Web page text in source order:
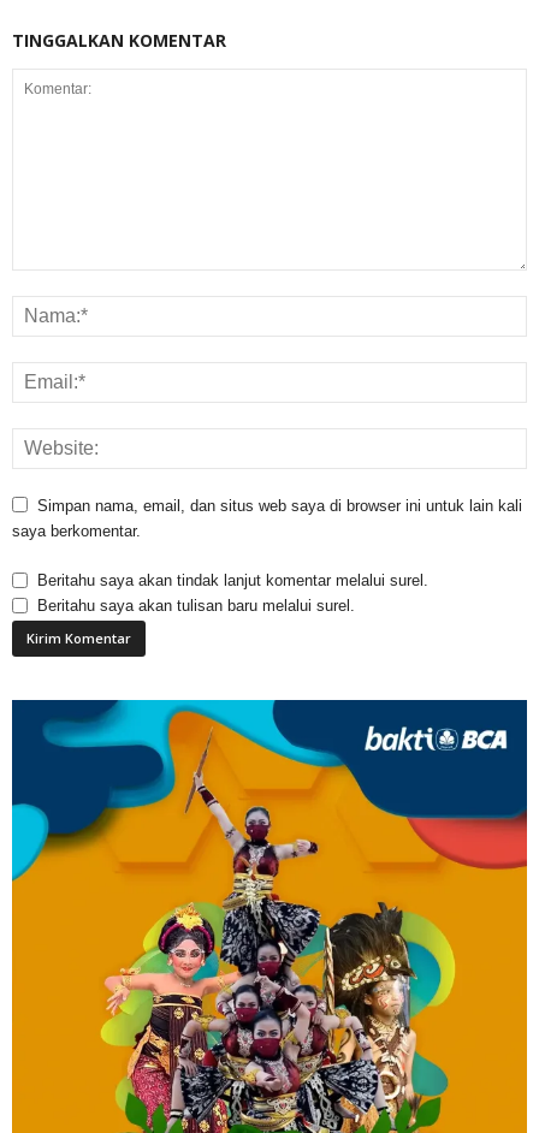
TINGGALKAN KOMENTAR
Simpan nama, email, dan situs web saya di browser ini untuk lain kali
saya berkomentar.
Beritahu saya akan tindak lanjut komentar melalui surel.
Beritahu saya akan tulisan baru melalui surel.